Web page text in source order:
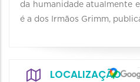
da humanidade atualmente
é a dos Irmãos Grimm,
LOCALIZAÇÃO